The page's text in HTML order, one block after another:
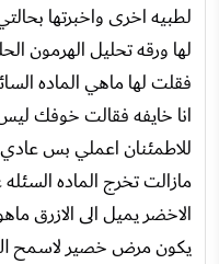
لطبيه اخرى واخبرتها
لها ورقه تحليل الهرمون
فقلت لها ماهي الماده
انا خايفه فقالت خوفك
للاطمئنان اعملي بس
مازالت تخرج الماده
الاخضر يميل الى الازرق
يكون مرض خصير لاسمح